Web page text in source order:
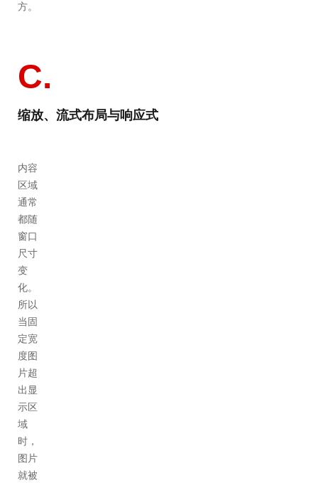
方。
C.
缩放、流式布局与响应式
内容
区域
通常
都随
窗口
尺寸
变
化。
所以
当固
定宽
度图
片超
出显
示区
域
时，
图片
就被